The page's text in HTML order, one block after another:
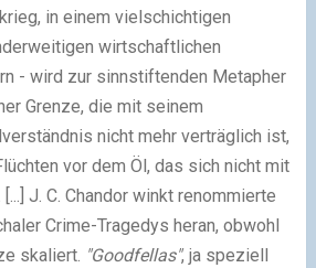
in einem vielschichtigen
wirtschaftlichen
- wird zur sinnstiftenden Metapher
Grenze, die mit seinem
nicht mehr verträglich ist,
vor dem Öl, das sich nicht mit
J. C. Chandor winkt renommierte
Crime-Tragedys heran, obwohl
skaliert. "Goodfellas", ja speziell